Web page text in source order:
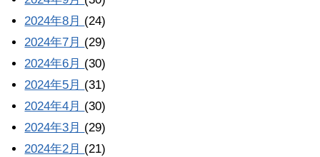
2024年8月 (24)
2024年7月 (29)
2024年6月 (30)
2024年5月 (31)
2024年4月 (30)
2024年3月 (29)
2024年2月 (21)